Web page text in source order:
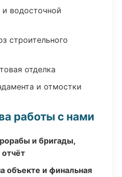
водосточной
строительного
отделка
и отмостки
работы с нами
и бригады,
объекте и финальная